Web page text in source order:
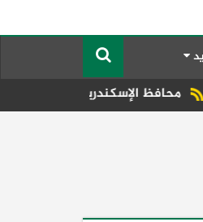
يوجه برفع الإشغالات